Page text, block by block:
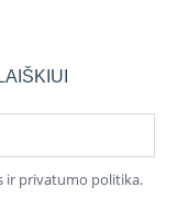
ir privatumo politika.